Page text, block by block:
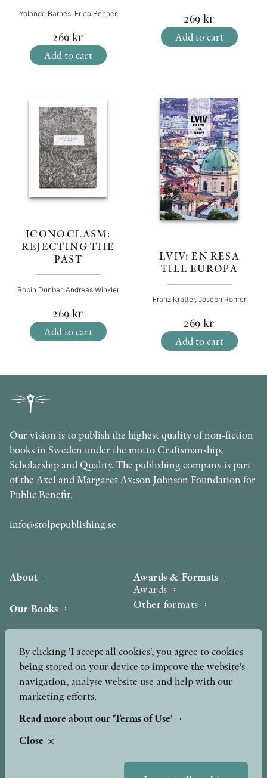
Yolande Barnes, Erica Benner
269 kr
Add to cart
269 kr
Add to cart
ICONOCLASM:
REJECTING THE
PAST
Robin Dunbar, Andreas Winkler
269 kr
Add to cart
LVIV: EN RESA
TILL EUROPA
Franz Kratter, Joseph Rohrer
269 kr
Add to cart
Our vision is to publish the highest quality of non-fiction
books in Sweden under the motto Craftsmanship,
Scholarship and Quality. The publishing company is part
of the Axel and Margaret Ax:son Johnson Foundation for
Public Benefit.
info@stolpepublishing.se
About
Our Books
News
Podcast & Video
Awards & Formats
Awards
Other formats
Press
Peer Review process
By clicking 'I accept all cookies', you agree to cookies
being stored on your device to improve the website's
navigation, analyse website use and help with our
marketing efforts.
Read more about our 'Terms of Use'
Close